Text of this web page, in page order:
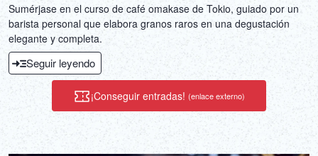
Sumérjase en el curso de café omakase de Tokio, guiado por un
barista personal que elabora granos raros en una degustación
elegante y completa.
Seguir leyendo
¡Conseguir entradas! (enlace externo)